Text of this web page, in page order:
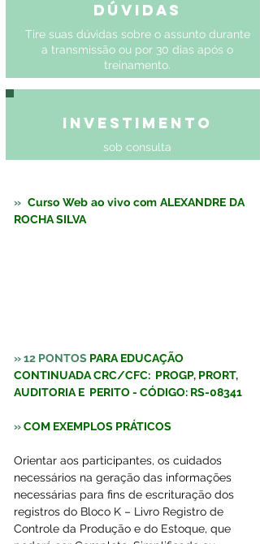
Dúvidas
Tire suas dúvidas sobre o assunto durante
a transmissão ou por 30 dias após o
treinamento.
Investimento
sob consulta
» Curso Web ao vivo com ALEXANDRE DA
ROCHA SILVA
» 12 PONTOS PARA EDUCAÇÃO
CONTINUADA CRC/CFC:  PROGP, PRORT,
AUDITORIA E  PERITO - CÓDIGO: RS-08341
» COM EXEMPLOS PRÁTICOS
Orientar aos participantes, os cuidados
necessários na geração das informações
necessárias para fins de escrituração dos
registros do Bloco K – Livro Registro de
Controle da Produção e do Estoque, que